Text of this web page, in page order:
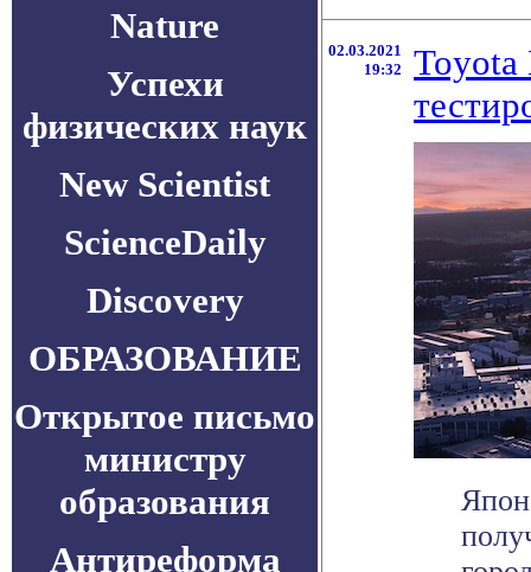
Nature
Успехи
физических наук
New Scientist
ScienceDaily
Discovery
ОБРАЗОВАНИЕ
Открытое письмо
министру
образования
Антиреформа
02.03.2021
19:32
Toyota